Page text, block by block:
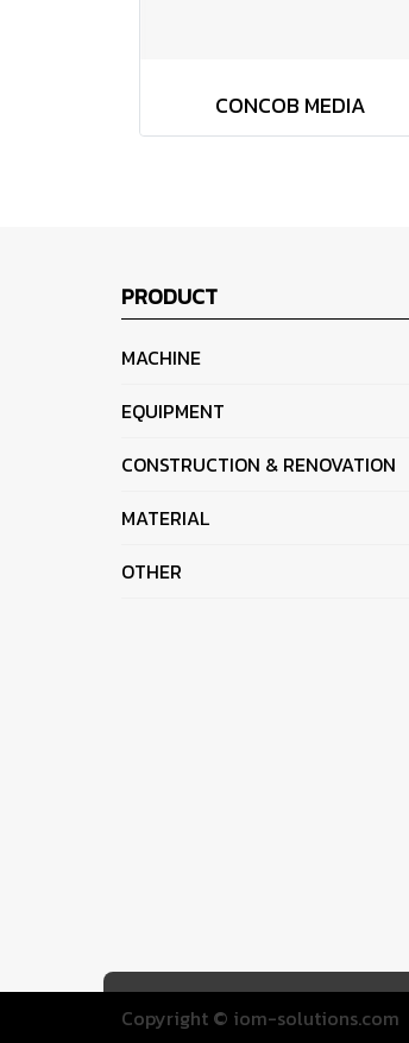
CONCOB MEDIA
PRODUCT
MACHINE
EQUIPMENT
CONSTRUCTION & RENOVATION
MATERIAL
OTHER
Copyright © iom-solutions.com